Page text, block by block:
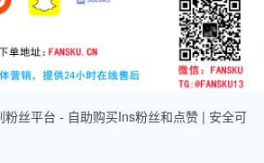
粉丝平台 - 自助购买Ins粉丝和点赞 | 安全可